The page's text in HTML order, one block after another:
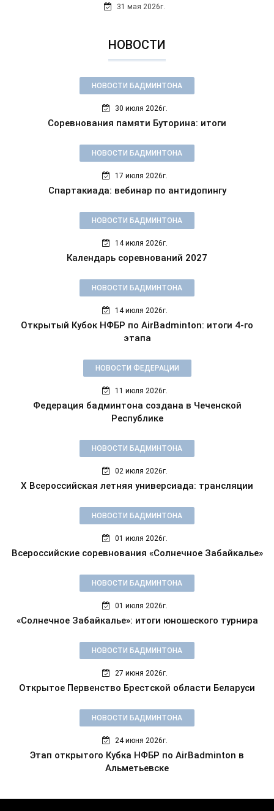
31 мая 2026г.
НОВОСТИ
НОВОСТИ БАДМИНТОНА
30 июля 2026г.
Соревнования памяти Буторина: итоги
НОВОСТИ БАДМИНТОНА
17 июля 2026г.
Спартакиада: вебинар по антидопингу
НОВОСТИ БАДМИНТОНА
14 июля 2026г.
Календарь соревнований 2027
НОВОСТИ БАДМИНТОНА
14 июля 2026г.
Открытый Кубок НФБР по AirBadminton: итоги 4-го
этапа
НОВОСТИ ФЕДЕРАЦИИ
11 июля 2026г.
Федерация бадминтона создана в Чеченской
Республике
НОВОСТИ БАДМИНТОНА
02 июля 2026г.
X Всероссийская летняя универсиада: трансляции
НОВОСТИ БАДМИНТОНА
01 июля 2026г.
Всероссийские соревнования «Солнечное Забайкалье»
НОВОСТИ БАДМИНТОНА
01 июля 2026г.
«Солнечное Забайкалье»: итоги юношеского турнира
НОВОСТИ БАДМИНТОНА
27 июня 2026г.
Открытое Первенство Брестской области Беларуси
НОВОСТИ БАДМИНТОНА
24 июня 2026г.
Этап открытого Кубка НФБР по AirBadminton в
Альметьевске